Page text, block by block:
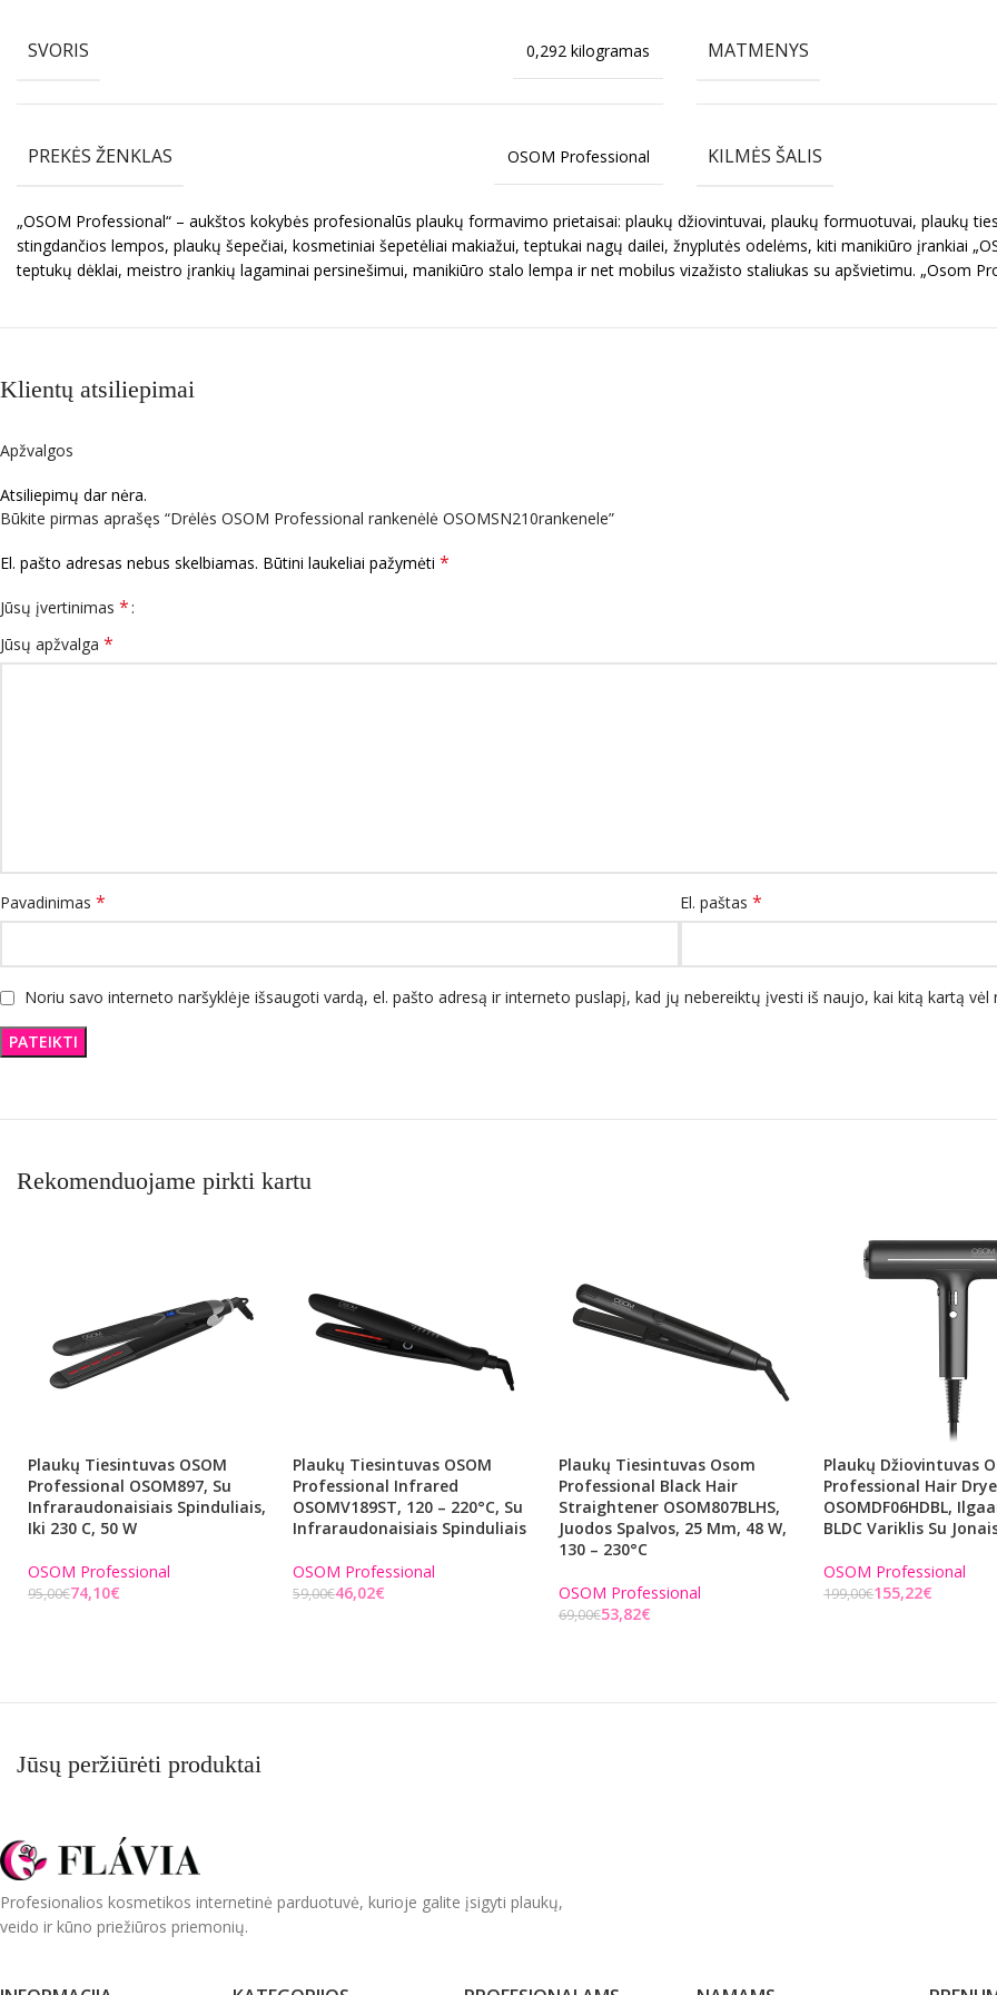
SVORIS 0,292 kilogramas MATMENYS
PREKĖS ŽENKLAS OSOM Professional KILMĖS ŠALIS
„OSOM Professional“ – aukštos kokybės profesionalūs plaukų formavimo prietaisai: plaukų džiovintuvai, plaukų formuotuvai, plaukų
stingdančios lempos, plaukų šepečiai, kosmetiniai šepetėliai makiažui, teptukai nagų dailei, žnyplutės odelėms, kiti manikiūro įrankiai
teptukų dėklai, meistro įrankių lagaminai persinešimui, manikiūro stalo lempa ir net mobilus vizažisto staliukas su apšvietimu. „Osom
Klientų atsiliepimai
Apžvalgos
Atsiliepimų dar nėra.
Būkite pirmas aprašęs “Drėlės OSOM Professional rankenėlė OSOMSN210rankenele”
El. pašto adresas nebus skelbiamas. Būtini laukeliai pažymėti *
Jūsų įvertinimas *
Jūsų apžvalga *
Pavadinimas * El. paštas *
Noriu savo interneto naršyklėje išsaugoti vardą, el. pašto adresą ir interneto puslapį, kad jų nebereiktų įvesti iš naujo, kai kitą kartą vėl
Rekomenduojame pirkti kartu
Plaukų Tiesintuvas OSOM
Professional OSOM897, Su
Infraraudonaisiais Spinduliais,
Iki 230 C, 50 W
OSOM Professional
95,00€74,10€
Plaukų Tiesintuvas OSOM
Professional Infrared
OSOMV189ST, 120 – 220°C, Su
Infraraudonaisiais Spinduliais
OSOM Professional
59,00€46,02€
Plaukų Tiesintuvas Osom
Professional Black Hair
Straightener OSOM807BLHS,
Juodos Spalvos, 25 Mm, 48 W,
130 – 230°C
OSOM Professional
69,00€53,82€
Plaukų Džiovintuvas
Professional Hair
OSOMDF06HDBL,
BLDC Variklis Su
OSOM Professional
199,00€155,22€
Jūsų peržiūrėti produktai
Profesionalios kosmetikos internetinė parduotuvė, kurioje galite įsigyti plaukų,
veido ir kūno priežiūros priemonių.